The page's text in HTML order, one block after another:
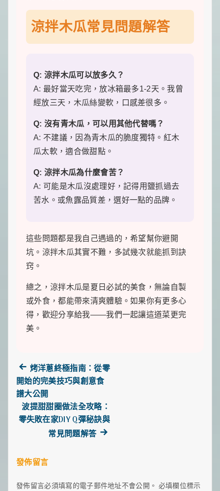
涼拌木瓜常見問題解答
Q: 涼拌木瓜可以放多久？
A: 最好當天吃完，放冰箱最多1-2天。我曾
經放三天，木瓜絲變軟，口感差很多。
Q: 沒有青木瓜，可以用其他代替嗎？
A: 不建議，因為青木瓜的脆度獨特。紅木
瓜太軟，適合做甜點。
Q: 涼拌木瓜為什麼會苦？
A: 可能是木瓜沒處理好，記得用鹽抓過去
苦水。或魚露品質差，選好一點的品牌。
這些問題都是我自己遇過的，希望幫你避開
坑。涼拌木瓜其實不難，多試幾次就能抓到訣
窍。
總之，涼拌木瓜是夏日必試的美食，無論自製
或外食，都能帶來清爽體驗。如果你有更多心
得，歡迎分享給我——我們一起讓這道菜更完
美。
文
章
導
Previous
post:
烤洋蔥終極指南：從零
開始的完美技巧與創意食
譜大公開
波提甜甜圈做法全攻略：
零失敗在家DIY Q彈秘訣與
常見問題解答Next
發佈留言
發佈留言必須填寫的電子郵件地址不會公開。 必填欄位標示